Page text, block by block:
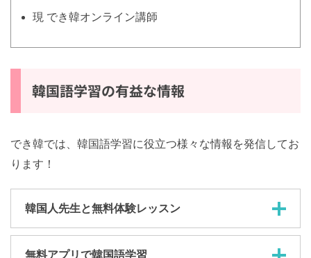
現 でき韓オンライン講師
韓国語学習の有益な情報
でき韓では、韓国語学習に役立つ様々な情報を発信してお
ります！
韓国人先生と無料体験レッスン
無料アプリで韓国語学習